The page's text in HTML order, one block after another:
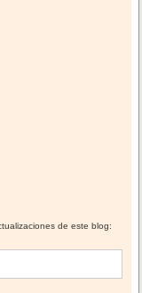
de este blog: